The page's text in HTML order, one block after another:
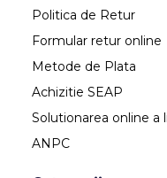
Politica de Retur
Formular retur online
Metode de Plata
Achizitie SEAP
Solutionarea online a
ANPC